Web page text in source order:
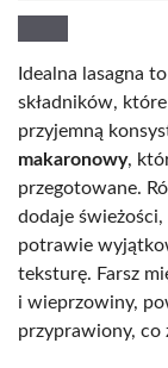
Idealna lasagna
składników,
przyjemną
makaronowy,
przegotowane.
dodaje
potrawie
teksturę. Farsz
i wieprzowiny,
przyprawiony, co